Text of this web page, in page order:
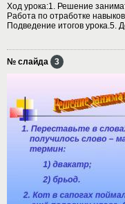
Ход урока:1. Решение
Работа по отработке
Подведение итогов урока.5.
№ слайда 3